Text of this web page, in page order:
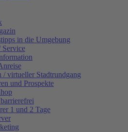
in die Umgebung
Service
/ virtueller Stadtrundgang
und Prospekte
1 und 2 Tage